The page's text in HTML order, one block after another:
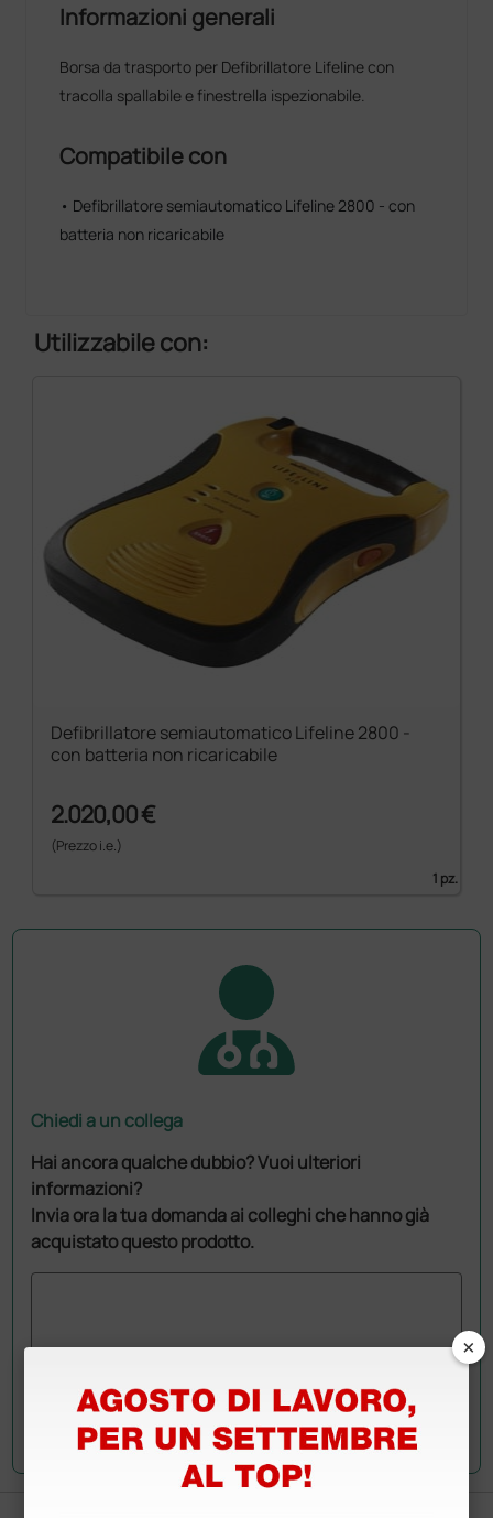
Informazioni generali
Borsa da trasporto per Defibrillatore Lifeline con
tracolla spallabile e finestrella ispezionabile.
Compatibile con
• Defibrillatore semiautomatico Lifeline 2800 - con
batteria non ricaricabile
Utilizzabile con:
Defibrillatore semiautomatico Lifeline 2800 -
con batteria non ricaricabile
2.020,00 €
(Prezzo i.e.)
1 pz.
Chiedi a un collega
Hai ancora qualche dubbio? Vuoi ulteriori
informazioni?
Invia ora la tua domanda ai colleghi che hanno già
acquistato questo prodotto.
Invia la tua domanda
×